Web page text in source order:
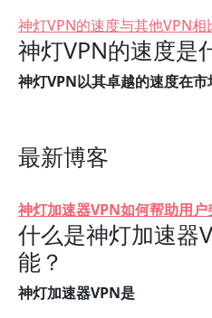
神灯VPN的速度与其他VPN相
神灯VPN的速度是
神灯VPN以其卓越的速度在市
最新博客
神灯加速器VPN如何帮助用
什么是神灯加速器
能？
神灯加速器VPN是